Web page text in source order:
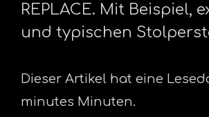
REPLACE. Mit Beispiel,
und typischen
Dieser Artikel hat eine
minutes Minuten.